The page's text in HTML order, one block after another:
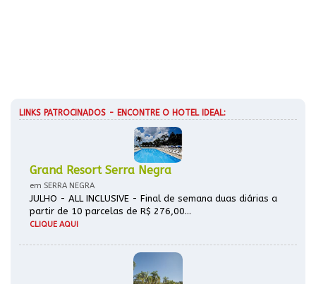
LINKS PATROCINADOS - ENCONTRE O HOTEL IDEAL:
Grand Resort Serra Negra
em SERRA NEGRA
JULHO - ALL INCLUSIVE - Final de semana duas diárias a
partir de 10 parcelas de R$ 276,00...
CLIQUE AQUI